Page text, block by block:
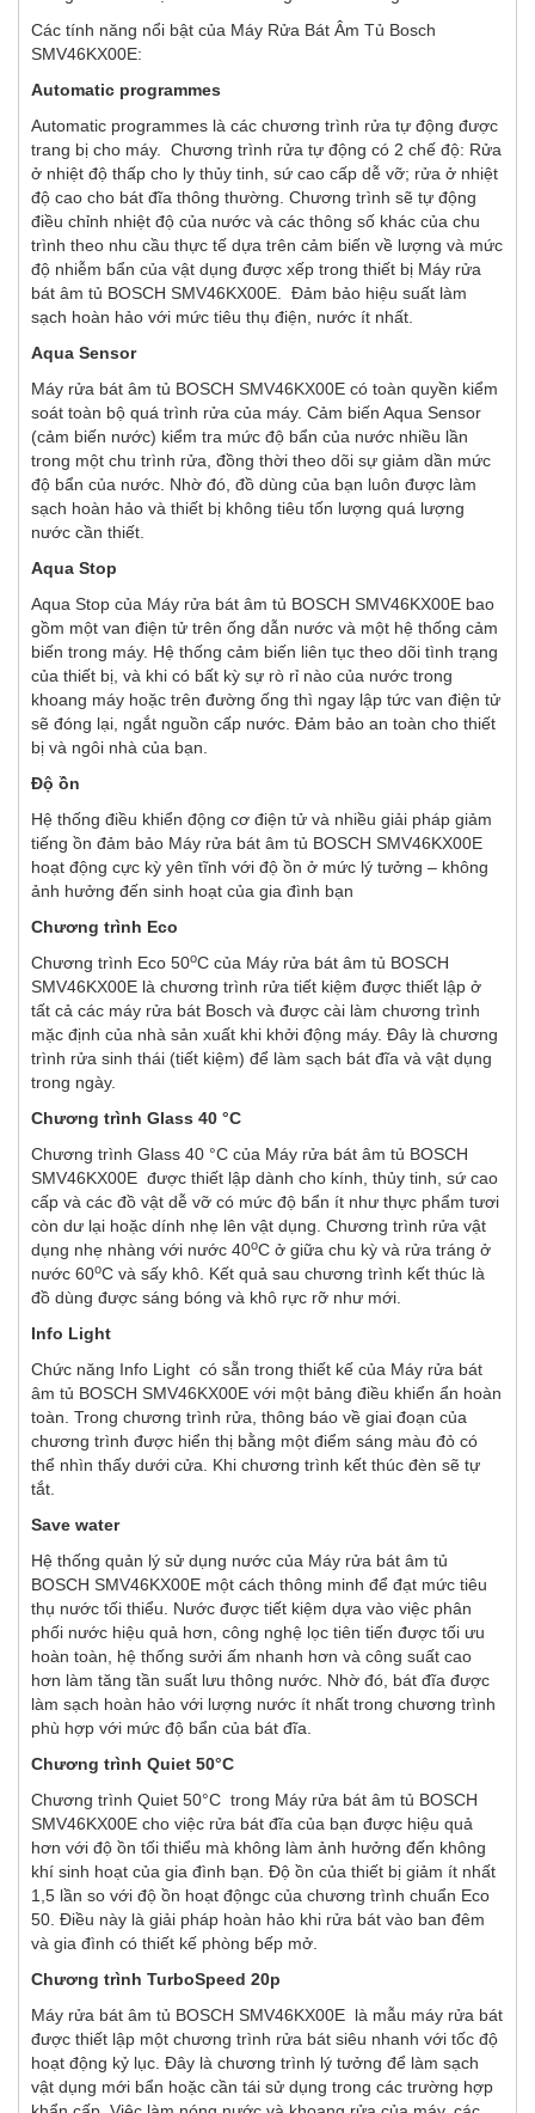
Các tính năng nổi bật của Máy Rửa Bát Âm Tủ Bosch
SMV46KX00E:
Automatic programmes
Automatic programmes là các chương trình rửa tự động được
trang bị cho máy. Chương trình rửa tự động có 2 chế độ: Rửa
ở nhiệt độ thấp cho ly thủy tinh, sứ cao cấp dễ vỡ; rửa ở nhiệt
độ cao cho bát đĩa thông thường. Chương trình sẽ tự động
điều chỉnh nhiệt độ của nước và các thông số khác của chu
trình theo nhu cầu thực tế dựa trên cảm biến về lượng và mức
độ nhiễm bẩn của vật dụng được xếp trong thiết bị Máy rửa
bát âm tủ BOSCH SMV46KX00E. Đảm bảo hiệu suất làm
sạch hoàn hảo với mức tiêu thụ điện, nước ít nhất.
Aqua Sensor
Máy rửa bát âm tủ BOSCH SMV46KX00E có toàn quyền kiểm
soát toàn bộ quá trình rửa của máy. Cảm biến Aqua Sensor
(cảm biến nước) kiểm tra mức độ bẩn của nước nhiều lần
trong một chu trình rửa, đồng thời theo dõi sự giảm dần mức
độ bẩn của nước. Nhờ đó, đồ dùng của bạn luôn được làm
sạch hoàn hảo và thiết bị không tiêu tốn lượng quá lượng
nước cần thiết.
Aqua Stop
Aqua Stop của Máy rửa bát âm tủ BOSCH SMV46KX00E bao
gồm một van điện tử trên ống dẫn nước và một hệ thống cảm
biến trong máy. Hệ thống cảm biến liên tục theo dõi tình trạng
của thiết bị, và khi có bất kỳ sự rò rỉ nào của nước trong
khoang máy hoặc trên đường ống thì ngay lập tức van điện tử
sẽ đóng lại, ngắt nguồn cấp nước. Đảm bảo an toàn cho thiết
bị và ngôi nhà của bạn.
Độ ồn
Hệ thống điều khiển động cơ điện tử và nhiều giải pháp giảm
tiếng ồn đảm bảo Máy rửa bát âm tủ BOSCH SMV46KX00E
hoạt động cực kỳ yên tĩnh với độ ồn ở mức lý tưởng – không
ảnh hưởng đến sinh hoạt của gia đình bạn
Chương trình Eco
Chương trình Eco 50oC của Máy rửa bát âm tủ BOSCH
SMV46KX00E là chương trình rửa tiết kiệm được thiết lập ở
tất cả các máy rửa bát Bosch và được cài làm chương trình
mặc định của nhà sản xuất khi khởi động máy. Đây là chương
trình rửa sinh thái (tiết kiệm) để làm sạch bát đĩa và vật dụng
trong ngày.
Chương trình Glass 40 °C
Chương trình Glass 40 °C của Máy rửa bát âm tủ BOSCH
SMV46KX00E được thiết lập dành cho kính, thủy tinh, sứ cao
cấp và các đồ vật dễ vỡ có mức độ bẩn ít như thực phẩm tươi
còn dư lại hoặc dính nhẹ lên vật dụng. Chương trình rửa vật
dụng nhẹ nhàng với nước 40oC ở giữa chu kỳ và rửa tráng ở
nước 60oC và sấy khô. Kết quả sau chương trình kết thúc là
đồ dùng được sáng bóng và khô rực rỡ như mới.
Info Light
Chức năng Info Light có sẵn trong thiết kế của Máy rửa bát
âm tủ BOSCH SMV46KX00E với một bảng điều khiển ẩn hoàn
toàn. Trong chương trình rửa, thông báo về giai đoạn của
chương trình được hiển thị bằng một điểm sáng màu đỏ có
thể nhìn thấy dưới cửa. Khi chương trình kết thúc đèn sẽ tự
tắt.
Save water
Hệ thống quản lý sử dụng nước của Máy rửa bát âm tủ
BOSCH SMV46KX00E một cách thông minh để đạt mức tiêu
thụ nước tối thiểu. Nước được tiết kiệm dựa vào việc phân
phối nước hiệu quả hơn, công nghệ lọc tiên tiến được tối ưu
hoàn toàn, hệ thống sưởi ấm nhanh hơn và công suất cao
hơn làm tăng tần suất lưu thông nước. Nhờ đó, bát đĩa được
làm sạch hoàn hảo với lượng nước ít nhất trong chương trình
phù hợp với mức độ bẩn của bát đĩa.
Chương trình Quiet 50°C
Chương trình Quiet 50°C trong Máy rửa bát âm tủ BOSCH
SMV46KX00E cho việc rửa bát đĩa của bạn được hiệu quả
hơn với độ ồn tối thiểu mà không làm ảnh hưởng đến không
khí sinh hoạt của gia đình bạn. Độ ồn của thiết bị giảm ít nhất
1,5 lần so với độ ồn hoạt độngc của chương trình chuẩn Eco
50. Điều này là giải pháp hoàn hảo khi rửa bát vào ban đêm
và gia đình có thiết kế phòng bếp mở.
Chương trình TurboSpeed 20p
Máy rửa bát âm tủ BOSCH SMV46KX00E là mẫu máy rửa bát
được thiết lập một chương trình rửa bát siêu nhanh với tốc độ
hoạt động kỷ lục. Đây là chương trình lý tưởng để làm sạch
vật dụng mới bẩn hoặc cần tái sử dụng trong các trường hợp